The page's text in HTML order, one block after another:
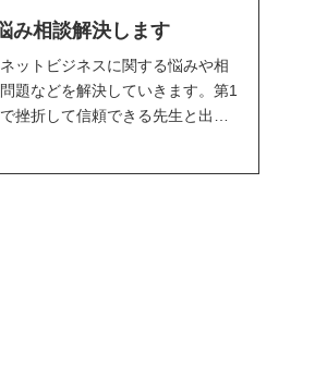
み相談解決します
ットビジネスに関する悩みや相
題などを解決していきます。第1
挫折して信頼できる先生と出会